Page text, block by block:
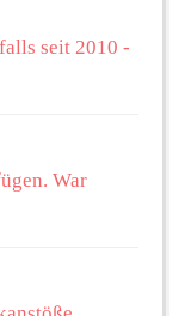
seit 2010 -
War